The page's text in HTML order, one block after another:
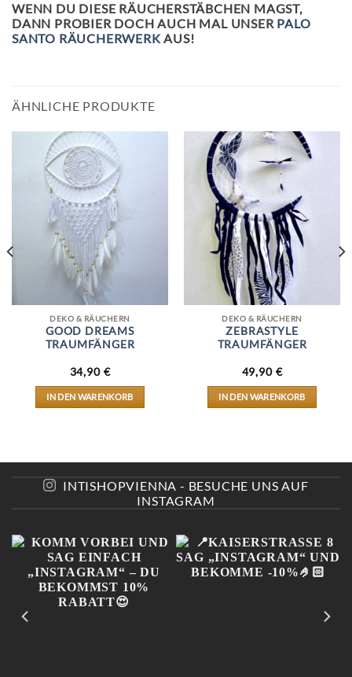
WENN DU DIESE RÄUCHERSTÄBCHEN MAGST,
DANN PROBIER DOCH AUCH MAL UNSER PALO
SANTO RÄUCHERWERK AUS!
ÄHNLICHE PRODUKTE
DEKO & RÄUCHERN
GOOD DREAMS
TRAUMFÄNGER
34,90 €
IN DEN WARENKORB
DEKO & RÄUCHERN
ZEBRASTYLE
TRAUMFÄNGER
49,90 €
IN DEN WARENKORB
INTISHOPVIENNA - BESUCHE UNS AUF
INSTAGRAM